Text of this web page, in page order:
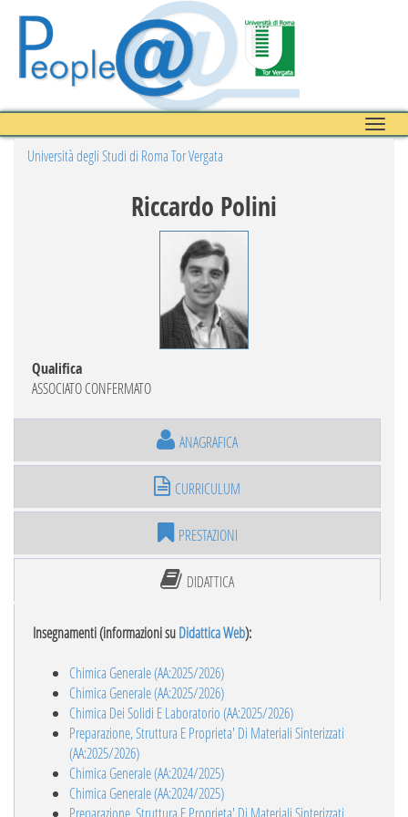
Toggle
Università degli Studi di Roma Tor Vergata
Riccardo Polini
Qualifica
ASSOCIATO CONFERMATO
ANAGRAFICA
CURRICULUM
PRESTAZIONI
DIDATTICA
Insegnamenti (informazioni suDidattica Web):
Chimica Generale (AA:2025/2026)
Chimica Generale (AA:2025/2026)
Chimica Dei Solidi E Laboratorio (AA:2025/2026)
Preparazione, Struttura E Proprieta' Di Materiali Sinterizzati
(AA:2025/2026)
Chimica Generale (AA:2024/2025)
Chimica Generale (AA:2024/2025)
Preparazione, Struttura E Proprieta' Di Materiali Sinterizzati